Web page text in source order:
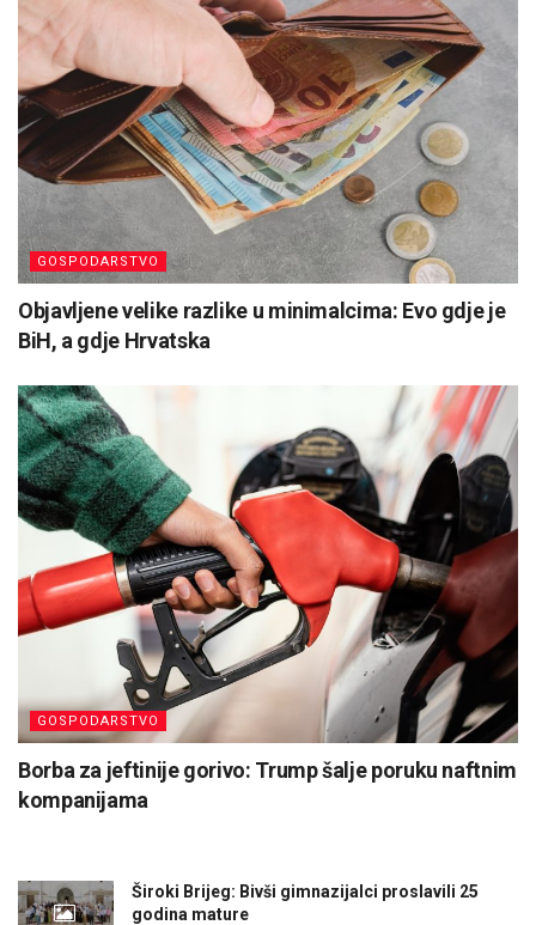
GOSPODARSTVO
Objavljene velike razlike u minimalcima: Evo gdje je
BiH, a gdje Hrvatska
GOSPODARSTVO
Borba za jeftinije gorivo: Trump šalje poruku naftnim
kompanijama
Široki Brijeg: Bivši gimnazijalci proslavili 25
godina mature